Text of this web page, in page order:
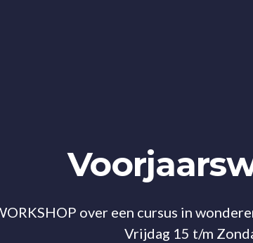
over een cursus in
Vrijdag 15 t/m